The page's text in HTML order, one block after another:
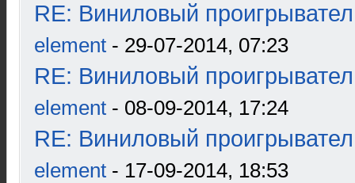
RE: Виниловый
element - 29-07-2014, 07:23
RE: Виниловый
element - 08-09-2014, 17:24
RE: Виниловый
element - 17-09-2014, 18:53